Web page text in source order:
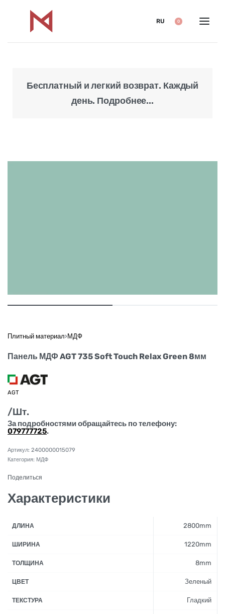
RU 0
Бесплатный и легкий возврат. Каждый
день. Подробнее...
Плитный материал› МДФ
Панель МДФ AGT 735 Soft Touch Relax Green 8мм
AGT
/Шт.
За подробностями обращайтесь по телефону:
079777725.
2400000015079
Категория: МДФ
Поделиться
Характеристики
ДЛИНА 2800mm
ШИРИНА 1220mm
ТОЛЩИНА 8mm
ЦВЕТ Зеленый
ТЕКСТУРА Гладкий